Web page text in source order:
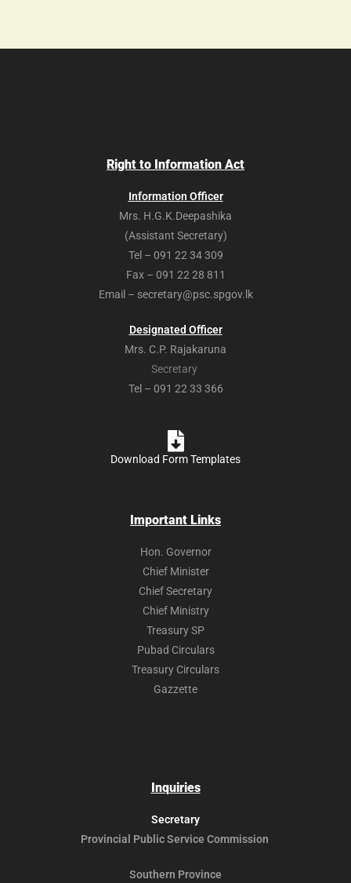
Right to Information Act
Information Officer
Mrs. H.G.K.Deepashika
(Assistant Secretary)
Tel – 091 22 34 309
Fax – 091 22 28 811
Email – secretary@psc.spgov.lk
Designated Officer
Mrs. C.P. Rajakaruna
Secretary
Tel – 091 22 33 366
Download Form Templates
Important Links
Hon. Governor
Chief Minister
Chief Secretary
Chief Ministry
Treasury SP
Pubad Circulars
Treasury Circulars
Gazzette
Inquiries
Secretary
Provincial PublicService Commission
Southern Province